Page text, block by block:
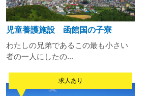
児童養護施設 函館国の子寮
わたしの兄弟であるこの最も小さい
者の一人にしたの...
求人あり